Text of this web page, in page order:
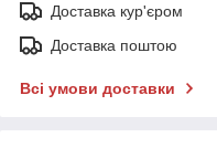
Доставка кур'єром
Доставка поштою
Всі умови доставки